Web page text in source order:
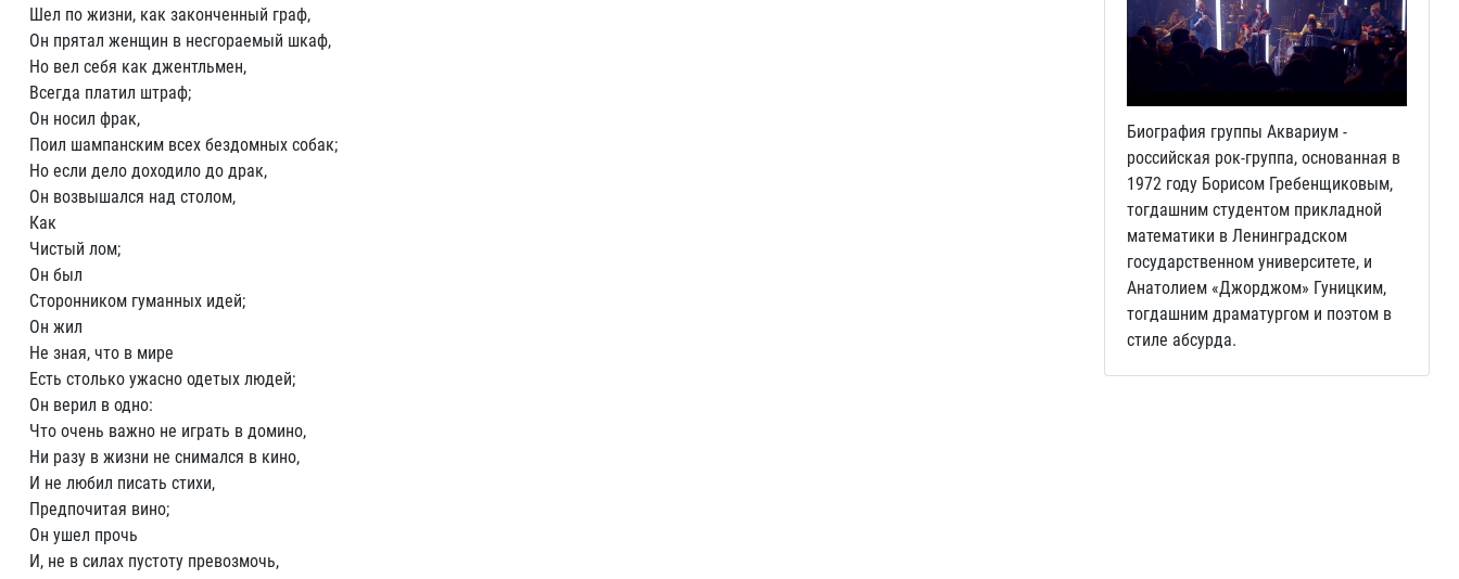
Шел по жизни, как законченный граф,
Он прятал женщин в несгораемый шкаф,
Но вел себя как джентльмен,
Всегда платил штраф;
Он носил фрак,
Поил шампанским всех бездомных собак;
Но если дело доходило до драк,
Он возвышался над столом,
Как
Чистый лом;
Он был
Сторонником гуманных идей;
Он жил
Не зная, что в мире
Есть столько ужасно одетых людей;
Он верил в одно:
Что очень важно не играть в домино,
Ни разу в жизни не снимался в кино,
И не любил писать стихи,
Предпочитая вино;
Он ушел прочь
И, не в силах пустоту превозмочь,
Биография группы Аквариум -
российская рок-группа, основанная в
1972 году Борисом Гребенщиковым,
тогдашним студентом прикладной
математики в Ленинградском
государственном университете, и
Анатолием «Джорджом» Гуницким,
тогдашним драматургом и поэтом в
стиле абсурда.